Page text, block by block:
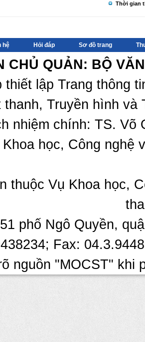
Thời gian
hệ Hỏi đáp Sơ đồ trang
CHỦ QUẢN: BỘ
thiết lập Trang thông
thanh, Truyền hình
nhiệm chính: TS.
học, Công nghệ
thuộc Vụ Khoa học,
phố Ngô Quyền,
Fax:
nguồn "MOCST" khi